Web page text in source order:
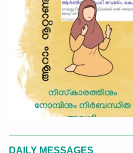
DAILY MESSAGES